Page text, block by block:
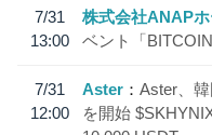
7/31
13:00
株式会社ANAP
ベント「
7/31
12:00
Aster
Aster、
を開始